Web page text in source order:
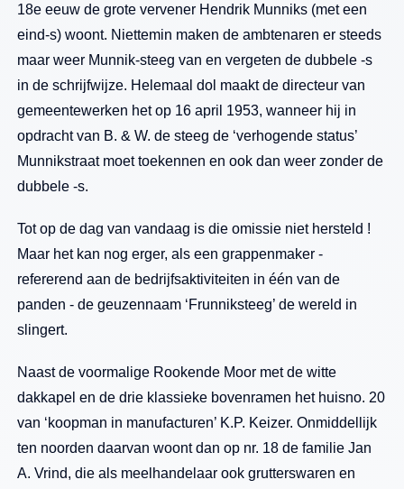
18e eeuw de grote vervener Hendrik Munniks (met een
eind-s) woont. Niettemin maken de ambtenaren er steeds
maar weer Munnik-steeg van en vergeten de dubbele -s
in de schrijfwijze. Helemaal dol maakt de directeur van
gemeentewerken het op 16 april 1953, wanneer hij in
opdracht van B. & W. de steeg de ‘verhogende status’
Munnikstraat moet toekennen en ook dan weer zonder de
dubbele -s.
Tot op de dag van vandaag is die omissie niet hersteld !
Maar het kan nog erger, als een grappenmaker -
refererend aan de bedrijfsaktiviteiten in één van de
panden - de geuzennaam ‘Frunniksteeg’ de wereld in
slingert.
Naast de voormalige Rookende Moor met de witte
dakkapel en de drie klassieke bovenramen het huisno. 20
van ‘koopman in manufacturen’ K.P. Keizer. Onmiddellijk
ten noorden daarvan woont dan op nr. 18 de familie Jan
A. Vrind, die als meelhandelaar ook grutterswaren en